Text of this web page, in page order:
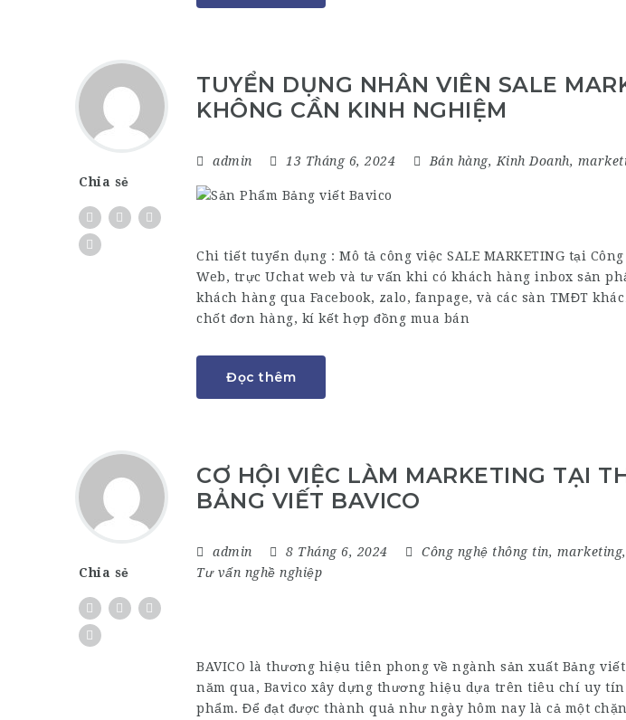
Chia sẻ
TUYỂN DỤNG NHÂN VIÊN SALE
KHÔNG CẦN KINH NGHIỆM
admin 13 Tháng 6, 2024 Bán hàng, Kinh Doanh,
Chi tiết tuyển dụng : Mô tả công việc SALE MARKETING tại
Web, trực Uchat web và tư vấn khi có khách hàng inbox sản
khách hàng qua Facebook, zalo, fanpage, và các sàn TMĐT
chốt đơn hàng, kí kết hợp đồng mua bán
Đọc thêm
Chia sẻ
CƠ HỘI VIỆC LÀM MARKETING TẠI
BẢNG VIẾT BAVICO
admin 8 Tháng 6, 2024 Công nghệ thông tin, marketing,
Tư vấn nghề nghiệp
BAVICO là thương hiệu tiên phong về ngành sản xuất Bảng
năm qua, Bavico xây dựng thương hiệu dựa trên tiêu chí uy
phẩm. Để đạt được thành quả như ngày hôm nay là cả một